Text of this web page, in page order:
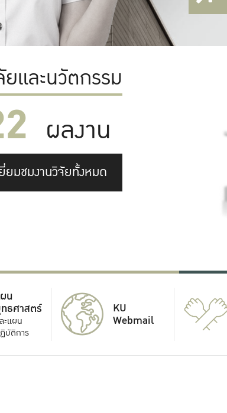
ยและนวัตกรรม
ผลงาน
ยมชมงานวิจัยทั้งหมด
น
ธศาสตร์
ะแผน
บัติการ
KU
Webmail